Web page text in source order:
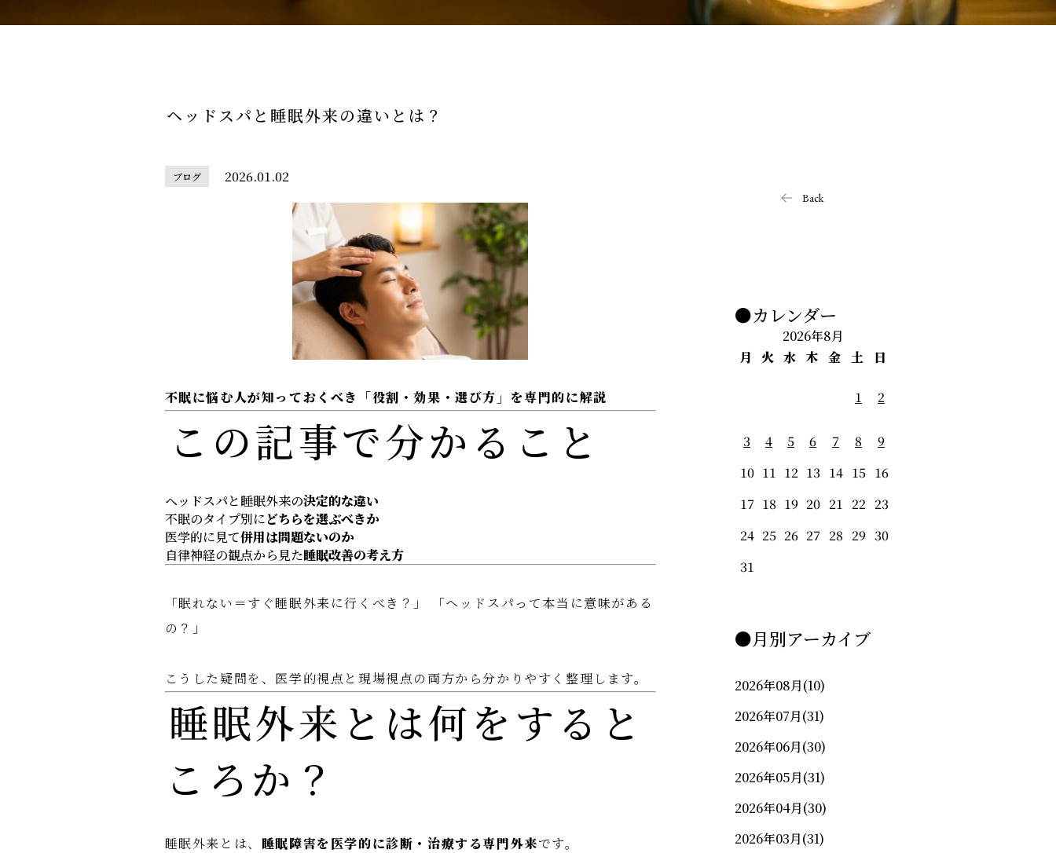
ヘッドスパと睡眠外来の違いとは？
ブログ 2026.01.02
不眠に悩む人が知っておくべき「役割・効果・選び方」を専門的に解説
この記事で分かること
ヘッドスパと睡眠外来の決定的な違い
不眠のタイプ別にどちらを選ぶべきか
医学的に見て併用は問題ないのか
自律神経の観点から見た睡眠改善の考え方
「眠れない＝すぐ睡眠外来に行くべき？」 「ヘッドスパって本当に意味がある
の？」
こうした疑問を、医学的視点と現場視点の両方から分かりやすく整理します。
睡眠外来とは何をすると
ころか？
睡眠外来とは、 睡眠障害を医学的に診断・治療する専門外来です。
Back
●カレンダー
2026年8月
月
火 水 木 金 土 日
1 2
3 4 5 6 7 8
9
10 11 12 13 14 15 16
17 18 19 20 21 22 23
24 25 26 27 28 29 30
31
●月別アーカイブ
2026年08月(10)
2026年07月(31)
2026年06月(30)
2026年05月(31)
2026年04月(30)
2026年03月(31)